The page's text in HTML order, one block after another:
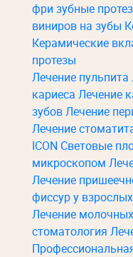
фри зубные
виниров на зубы
Керамические
протезы
Лечение пульпита
кариеса Лечение
зубовЛечение
Лечение
ICON Световые
микроскопом
Лечение
фиссур у взрослых
Лечение
стоматология